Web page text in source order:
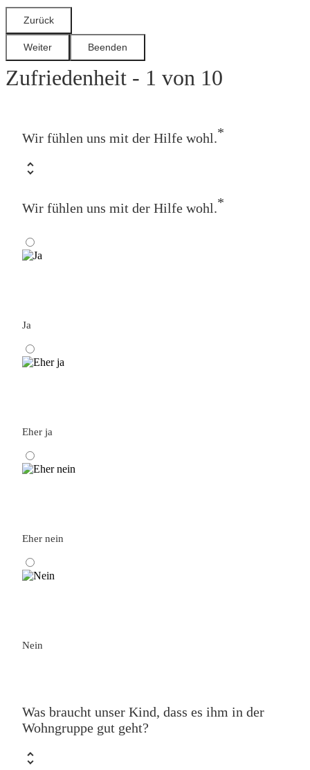
Zufriedenheit - 1 von 10
Wir fühlen uns mit der Hilfe wohl.*
Wir fühlen uns mit der Hilfe wohl.*
Ja
Eher ja
Eher nein
Nein
Was braucht unser Kind, dass es ihm in der
Wohngruppe gut geht?